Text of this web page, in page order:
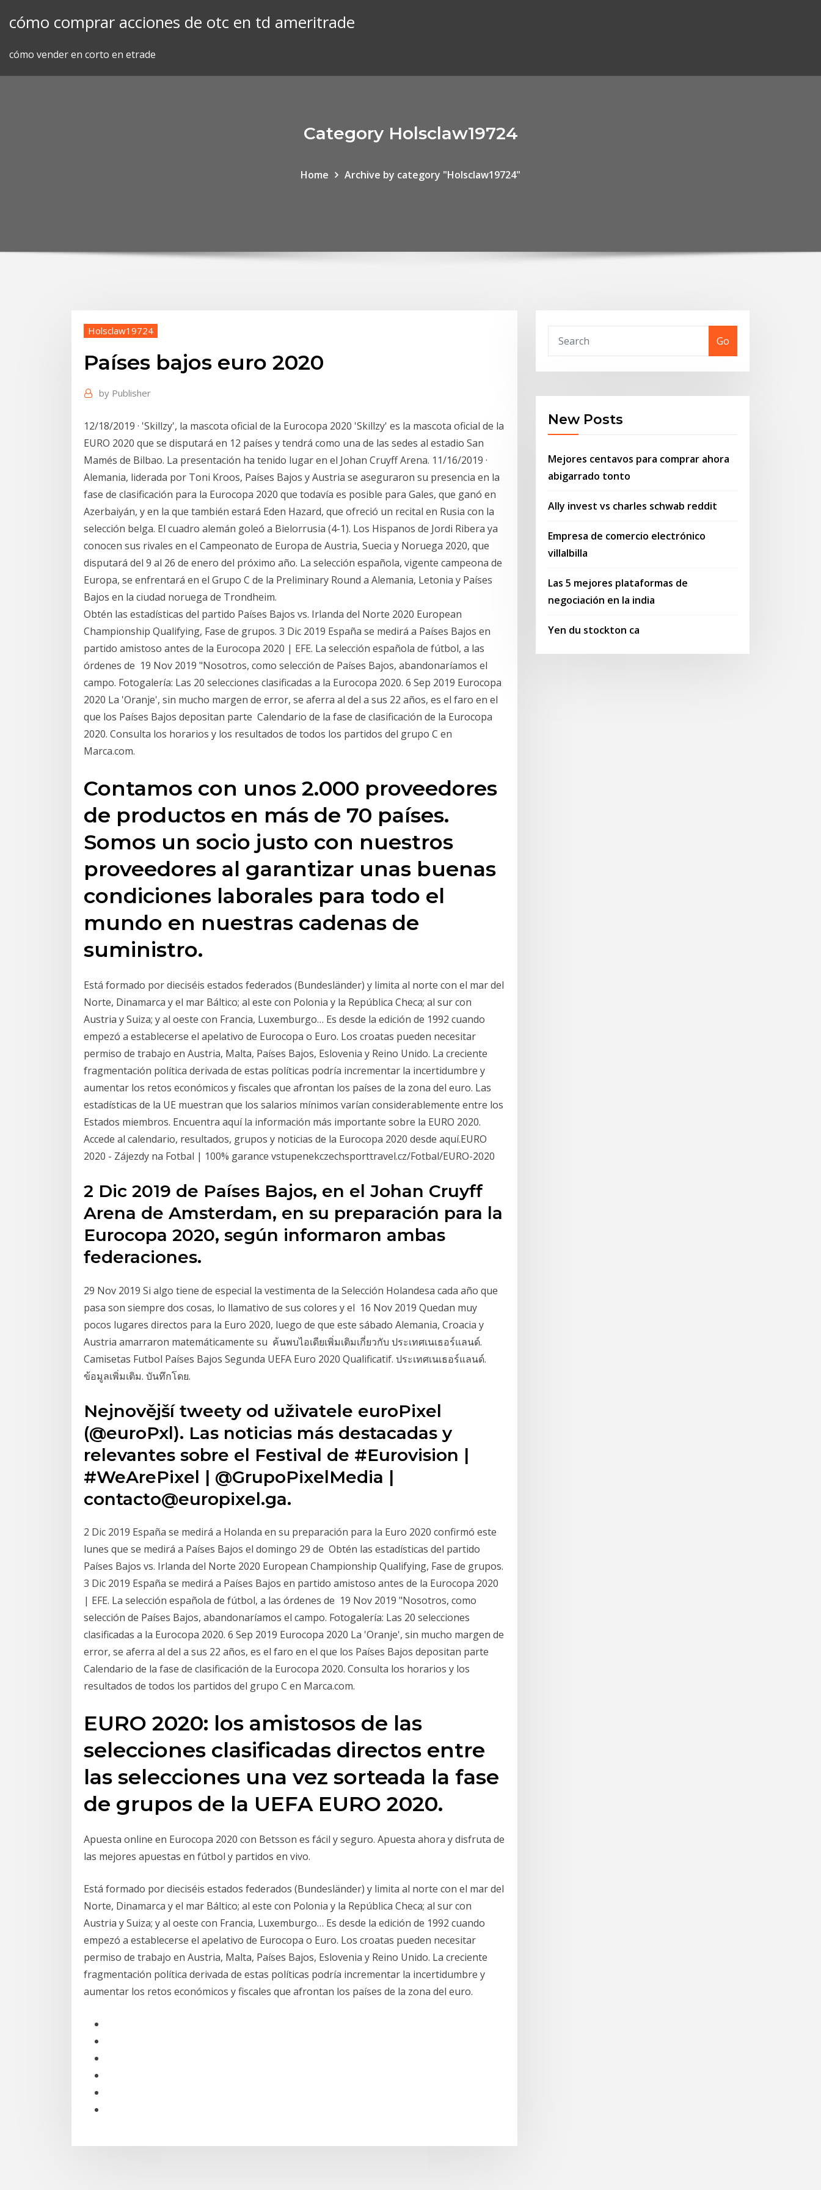
cómo comprar acciones de otc en td ameritrade
cómo vender en corto en etrade
Category Holsclaw19724
Home Archive by category "Holsclaw19724"
Holsclaw19724
Países bajos euro 2020
by Publisher
12/18/2019 · 'Skillzy', la mascota oficial de la Eurocopa 2020 'Skillzy' es la mascota oficial de la
EURO 2020 que se disputará en 12 países y tendrá como una de las sedes al estadio San
Mamés de Bilbao. La presentación ha tenido lugar en el Johan Cruyff Arena. 11/16/2019 ·
Alemania, liderada por Toni Kroos, Países Bajos y Austria se aseguraron su presencia en la
fase de clasificación para la Eurocopa 2020 que todavía es posible para Gales, que ganó en
Azerbaiyán, y en la que también estará Eden Hazard, que ofreció un recital en Rusia con la
selección belga. El cuadro alemán goleó a Bielorrusia (4-1). Los Hispanos de Jordi Ribera ya
conocen sus rivales en el Campeonato de Europa de Austria, Suecia y Noruega 2020, que
disputará del 9 al 26 de enero del próximo año. La selección española, vigente campeona de
Europa, se enfrentará en el Grupo C de la Preliminary Round a Alemania, Letonia y Países
Bajos en la ciudad noruega de Trondheim.
Obtén las estadísticas del partido Países Bajos vs. Irlanda del Norte 2020 European
Championship Qualifying, Fase de grupos. 3 Dic 2019 España se medirá a Países Bajos en
partido amistoso antes de la Eurocopa 2020 | EFE. La selección española de fútbol, a las
órdenes de 19 Nov 2019 "Nosotros, como selección de Países Bajos, abandonaríamos el
campo. Fotogalería: Las 20 selecciones clasificadas a la Eurocopa 2020. 6 Sep 2019 Eurocopa
2020 La 'Oranje', sin mucho margen de error, se aferra al del a sus 22 años, es el faro en el
que los Países Bajos depositan parte Calendario de la fase de clasificación de la Eurocopa
2020. Consulta los horarios y los resultados de todos los partidos del grupo C en
Marca.com.
Contamos con unos 2.000 proveedores
de productos en más de 70 países.
Somos un socio justo con nuestros
proveedores al garantizar unas buenas
condiciones laborales para todo el
mundo en nuestras cadenas de
suministro.
Está formado por dieciséis estados federados (Bundesländer) y limita al norte con el mar del
Norte, Dinamarca y el mar Báltico; al este con Polonia y la República Checa; al sur con
Austria y Suiza; y al oeste con Francia, Luxemburgo… Es desde la edición de 1992 cuando
empezó a establecerse el apelativo de Eurocopa o Euro. Los croatas pueden necesitar
permiso de trabajo en Austria, Malta, Países Bajos, Eslovenia y Reino Unido. La creciente
fragmentación política derivada de estas políticas podría incrementar la incertidumbre y
aumentar los retos económicos y fiscales que afrontan los países de la zona del euro. Las
estadísticas de la UE muestran que los salarios mínimos varían considerablemente entre los
Estados miembros. Encuentra aquí la información más importante sobre la EURO 2020.
Accede al calendario, resultados, grupos y noticias de la Eurocopa 2020 desde aquí.EURO
2020 - Zájezdy na Fotbal | 100% garance vstupenekczechsporttravel.cz/Fotbal/EURO-2020
2 Dic 2019 de Países Bajos, en el Johan Cruyff
Arena de Amsterdam, en su preparación para la
Eurocopa 2020, según informaron ambas
federaciones.
29 Nov 2019 Si algo tiene de especial la vestimenta de la Selección Holandesa cada año que
pasa son siempre dos cosas, lo llamativo de sus colores y el 16 Nov 2019 Quedan muy
pocos lugares directos para la Euro 2020, luego de que este sábado Alemania, Croacia y
Austria amarraron matemáticamente su ค้นพบไอเดียเพิ่มเติมเกี่ยวกับ ประเทศเนเธอร์แลนด์.
Camisetas Futbol Países Bajos Segunda UEFA Euro 2020 Qualificatif. ประเทศเนเธอร์แลนด์.
ข้อมูลเพิ่มเติม. บันทึกโดย.
Nejnovější tweety od uživatele euroPixel
(@euroPxl). Las noticias más destacadas y
relevantes sobre el Festival de #Eurovision |
#WeArePixel | @GrupoPixelMedia | ️
contacto@europixel.ga.
2 Dic 2019 España se medirá a Holanda en su preparación para la Euro 2020 confirmó este
lunes que se medirá a Países Bajos el domingo 29 de Obtén las estadísticas del partido
Países Bajos vs. Irlanda del Norte 2020 European Championship Qualifying, Fase de grupos.
3 Dic 2019 España se medirá a Países Bajos en partido amistoso antes de la Eurocopa 2020
| EFE. La selección española de fútbol, a las órdenes de 19 Nov 2019 "Nosotros, como
selección de Países Bajos, abandonaríamos el campo. Fotogalería: Las 20 selecciones
clasificadas a la Eurocopa 2020. 6 Sep 2019 Eurocopa 2020 La 'Oranje', sin mucho margen de
error, se aferra al del a sus 22 años, es el faro en el que los Países Bajos depositan parte
Calendario de la fase de clasificación de la Eurocopa 2020. Consulta los horarios y los
resultados de todos los partidos del grupo C en Marca.com.
EURO 2020: los amistosos de las
selecciones clasificadas directos entre
las selecciones una vez sorteada la fase
de grupos de la UEFA EURO 2020.
Apuesta online en Eurocopa 2020 con Betsson es fácil y seguro. Apuesta ahora y disfruta de
las mejores apuestas en fútbol y partidos en vivo.
Está formado por dieciséis estados federados (Bundesländer) y limita al norte con el mar del
Norte, Dinamarca y el mar Báltico; al este con Polonia y la República Checa; al sur con
Austria y Suiza; y al oeste con Francia, Luxemburgo… Es desde la edición de 1992 cuando
empezó a establecerse el apelativo de Eurocopa o Euro. Los croatas pueden necesitar
permiso de trabajo en Austria, Malta, Países Bajos, Eslovenia y Reino Unido. La creciente
fragmentación política derivada de estas políticas podría incrementar la incertidumbre y
aumentar los retos económicos y fiscales que afrontan los países de la zona del euro.
Go
New Posts
Mejores centavos para comprar ahora
abigarrado tonto
Ally invest vs charles schwab reddit
Empresa de comercio electrónico
villalbilla
Las 5 mejores plataformas de
negociación en la india
Yen du stockton ca